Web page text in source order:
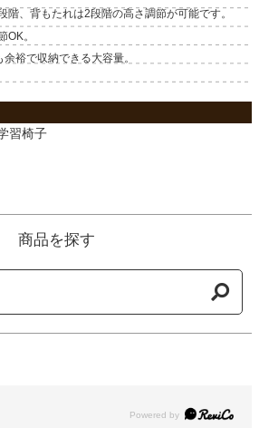
階、背もたれは2段階の高さ調節が可能です。
OK。
裕で収納できる大容量。
習椅子
商品を探す
Powered by